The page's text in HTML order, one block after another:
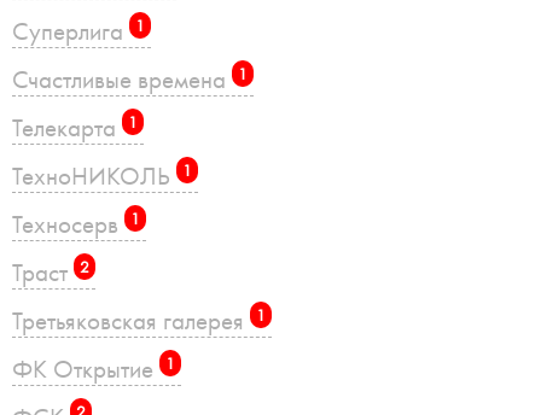
Суперлига 1
Счастливые времена 1
Телекарта 1
ТехноНИКОЛЬ 1
Техносерв 1
Траст 2
Третьяковская галерея 1
ФК Открытие 1